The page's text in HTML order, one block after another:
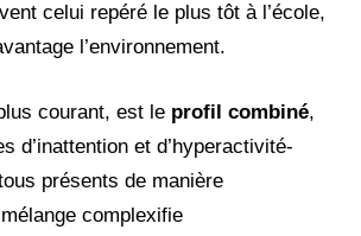
celui repéré le plus tôt à l’école,
l’environnement.
courant, est le profil combiné,
d’inattention et d’hyperactivité-
présents de manière
complexifie